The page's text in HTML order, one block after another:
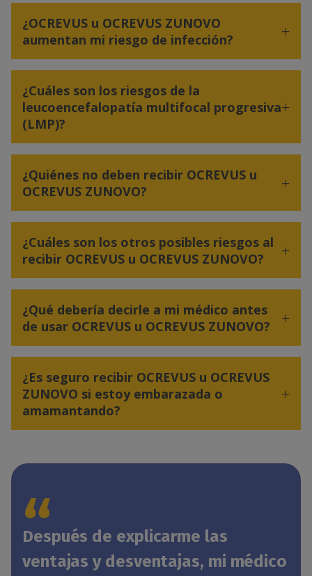
¿OCREVUS u OCREVUS ZUNOVO
aumentan mi riesgo de infección?
¿Cuáles son los riesgos de la
leucoencefalopatía multifocal progresiva
(LMP)?
¿Quiénes no deben recibir OCREVUS u
OCREVUS ZUNOVO?
¿Cuáles son los otros posibles riesgos al
recibir OCREVUS u OCREVUS ZUNOVO?
¿Qué debería decirle a mi médico antes
de usar OCREVUS u OCREVUS ZUNOVO?
¿Es seguro recibir OCREVUS u OCREVUS
ZUNOVO si estoy embarazada o
amamantando?
“
Después de explicarme las
ventajas y desventajas, mi médico